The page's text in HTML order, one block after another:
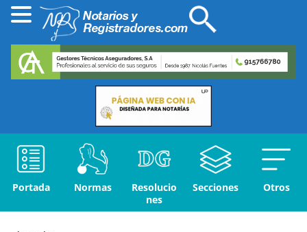
Portada Normas
Resolucio
nes
Secciones Otros